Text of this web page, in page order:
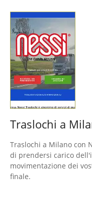
Traslochi a
Traslochi a Milano con
di prendersi carico
movimentazione dei
finale.